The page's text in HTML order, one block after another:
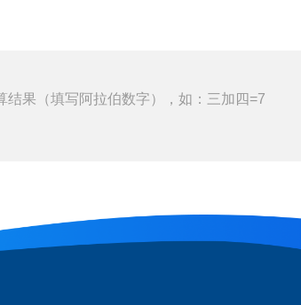
结果（填写阿拉伯数字），如：三加四=7